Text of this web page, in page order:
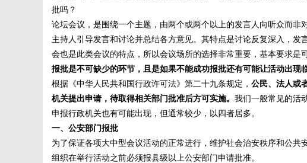
批吗？
论坛会议，是围绕一个主题，由两个或两个以上的发言人向听众而
主持人引导发言和讨论并总结各方意见。其特点是讨论反复深入，
会也是此类会议的特点，所以会议场所的选择非常重要，基本要求是
报批是不可缺少的环节，且是如果不能成功报批还有可能让活动出现
根据《中华人民共和国行政许可法》第二十九条规定， 公民、法人或
机关提出申请，待取得相关部门批准后方可实施。 我们一般常见的活
申报行政机关也有可能出现，但通常较少，以四者居多。
一、公安部门报批
为了保证各项大中型会议活动的正常进行，维护社会治安秩序和公
组织在举行活动之前必须报县级以上公安部门申请批准。